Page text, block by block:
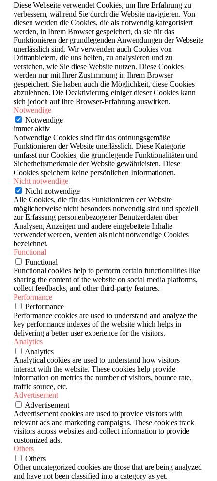
Diese Webseite verwendet Cookies, um Ihre Erfahrung zu
verbessern, während Sie durch die Website navigieren. Von
diesen werden die Cookies, die als notwendig kategorisiert
werden, in Ihrem Browser gespeichert, da sie für das
Funktionieren der grundlegenden Anwendungen der Webseite
unerlässlich sind. Wir verwenden auch Cookies von
Drittanbietern, die uns helfen, zu analysieren und zu
verstehen, wie Sie diese Website nutzen. Diese Cookies
werden nur mit Ihrer Zustimmung in Ihrem Browser
gespeichert. Sie haben auch die Möglichkeit, diese Cookies
abzulehnen. Die Deaktivierung einiger dieser Cookies kann
sich jedoch auf Ihre Browser-Erfahrung auswirken.
Notwendige
Notwendige
immer aktiv
Notwendige Cookies sind für das ordnungsgemäße
Funktionieren der Website unerlässlich. Diese Kategorie
umfasst nur Cookies, die grundlegende Funktionalitäten und
Sicherheitsmerkmale der Website gewährleisten. Diese
Cookies speichern keine persönlichen Informationen.
Nicht notwendige
Nicht notwendige
Alle Cookies, die für das Funktionieren der Website
möglicherweise nicht besonders notwendig sind und speziell
zur Erfassung personenbezogener Benutzerdaten über
Analysen, Anzeigen und andere eingebettete Inhalte
verwendet werden, werden als nicht notwendige Cookies
bezeichnet.
Functional
Functional
Functional cookies help to perform certain functionalities like
sharing the content of the website on social media platforms,
collect feedbacks, and other third-party features.
Performance
Performance
Performance cookies are used to understand and analyze the
key performance indexes of the website which helps in
delivering a better user experience for the visitors.
Analytics
Analytics
Analytical cookies are used to understand how visitors
interact with the website. These cookies help provide
information on metrics the number of visitors, bounce rate,
traffic source, etc.
Advertisement
Advertisement
Advertisement cookies are used to provide visitors with
relevant ads and marketing campaigns. These cookies track
visitors across websites and collect information to provide
customized ads.
Others
Others
Other uncategorized cookies are those that are being analyzed
and have not been classified into a category as yet.